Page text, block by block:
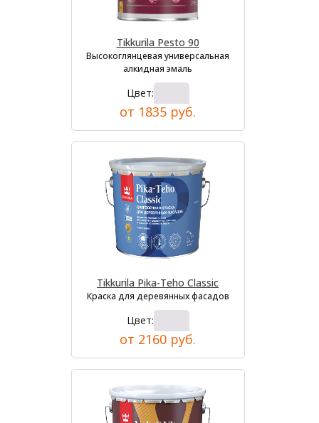
Tikkurila Pesto 90
Высокоглянцевая универсальная
алкидная эмаль
Цвет:
от 1835 руб.
Tikkurila Pika-Teho Classic
Краска для деревянных фасадов
Цвет:
от 2160 руб.